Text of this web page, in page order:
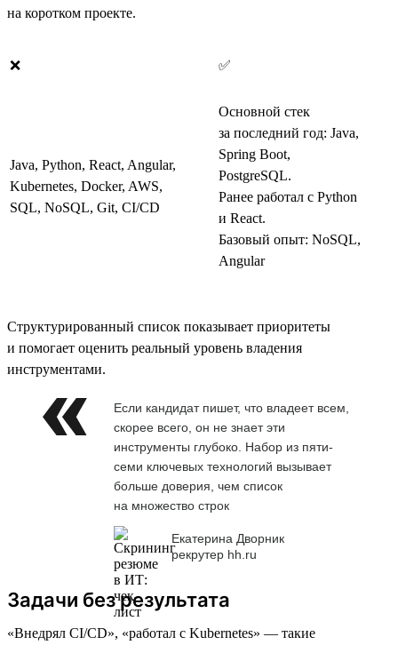
на коротком проекте.
❌ ✅
Java, Python, React, Angular,
Kubernetes, Docker, AWS,
SQL, NoSQL, Git, CI/CD
Основной стек
за последний год: Java,
Spring Boot,
PostgreSQL.
Ранее работал с Python
и React.
Базовый опыт: NoSQL,
Angular
Структурированный список показывает приоритеты
и помогает оценить реальный уровень владения
инструментами.
Если кандидат пишет, что владеет всем,
скорее всего, он не знает эти
инструменты глубоко. Набор из пяти-
семи ключевых технологий вызывает
больше доверия, чем список
на множество строк
Екатерина Дворник
рекрутер hh.ru
Задачи без результата
«Внедрял CI/CD», «работал с Kubernetes» — такие